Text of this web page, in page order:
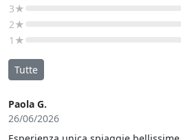
3★
2★
1★
Tutte
Paola G.
26/06/2026